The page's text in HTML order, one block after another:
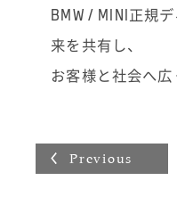
事故や故障の際に
り、ロード・サー
一番早く済む方法
がいを感じます。
BMW / MINI正規
来を共有し、
お客様と社会へ広
Previous